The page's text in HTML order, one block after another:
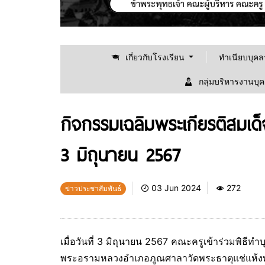
เกี่ยวกับโรงเรียน ทำเนียบบุค
กลุ่มบริหารงานบุ
กิจกรรมเฉลิมพระเกียรติสม
3 มิถุนายน 2567
ข่าวประชาสัมพันธ์ 03 Jun 2024 272
เมื่อวันที่ 3 มิถุนายน 2567 คณะครูเข้าร่วมพิธีท
พระอรามหลวงอำเภอภูณศาลาวัดพระธาตุแช่แห้